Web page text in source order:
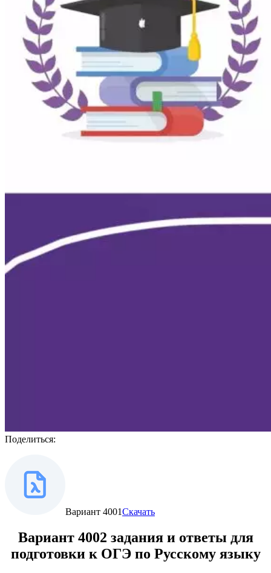
Поделиться:
Вариант 4001Скачать
Вариант 4002 задания и ответы для
подготовки к ОГЭ по Русскому языку